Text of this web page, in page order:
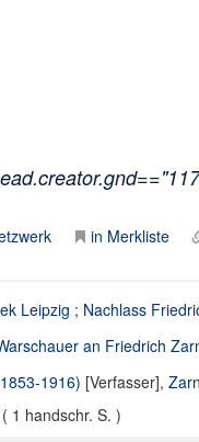
in Merkliste
Leipzig ; Nachlass
an Friedrich
1916) [Verfasser],
1 handschr. S. )